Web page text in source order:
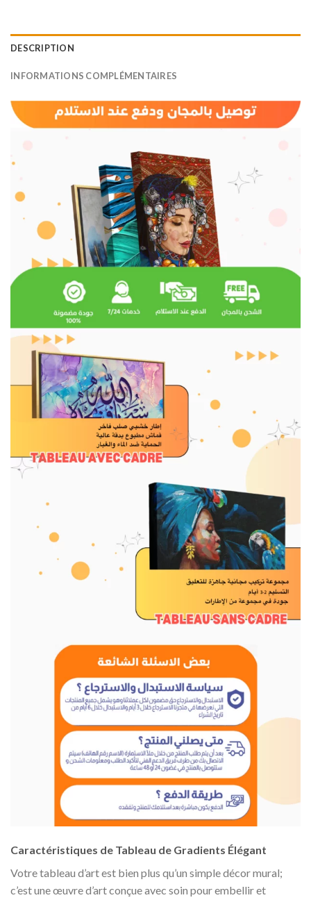
DESCRIPTION
INFORMATIONS COMPLÉMENTAIRES
Caractéristiques de Tableau de Gradients Élégant
Votre tableau d’art est bien plus qu’un simple décor mural;
c’est une œuvre d’art conçue avec soin pour embellir et